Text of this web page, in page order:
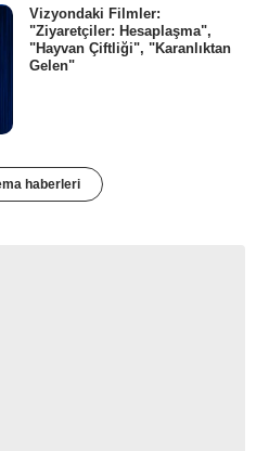
Vizyondaki Filmler:
"Ziyaretçiler: Hesaplaşma",
"Hayvan Çiftliği", "Karanlıktan
Gelen"
haberleri